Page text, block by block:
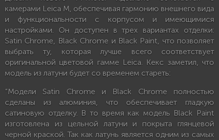
камерами Leica M, обеспечивая гармонию внешнего вида
и функциональности с корпусом и имеющимися
настройками. Он доступен в трех вариантах отделки:
Satin Chrome, Black Chrome и Black Paint, что позволяет
выбрать ту, которая лучше всего соответствует
оригинальной цветовой гамме Leica. Кекс заметил, что
модель из латуни будет со временем стареть:
“Модели Satin Chrome и Black Chrome полностью
сделаны из алюминия, что обеспечивает гладкую
сатиновую отделку. В то время как модель Black Paint
изготовлена из цельной латуни и покрыта глянцевой
черной краской. Так как латунь является одним из самых